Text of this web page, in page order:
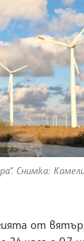
Снимка:
от